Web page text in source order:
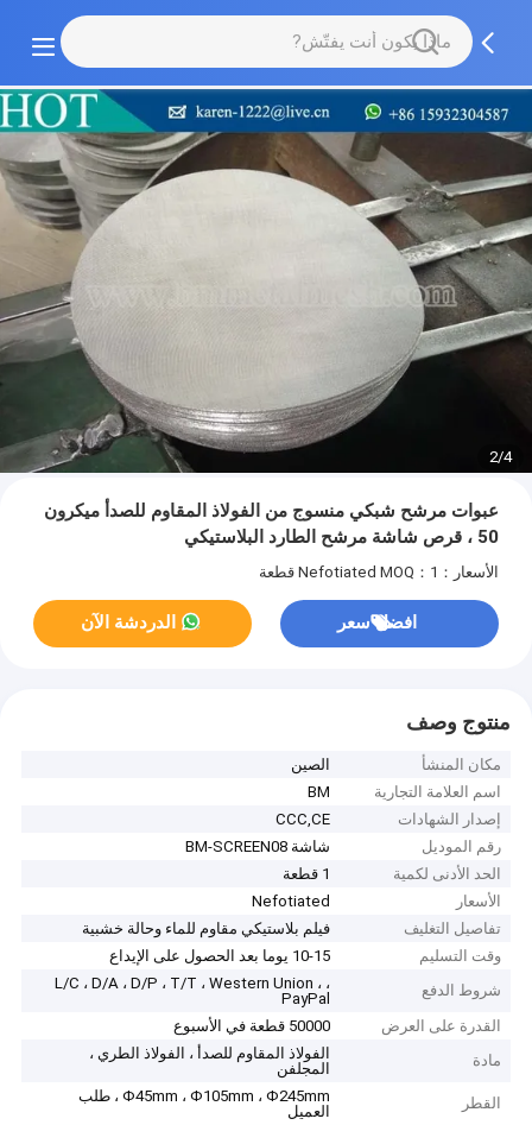
2/4
عبوات مرشح شبكي منسوج من الفولاذ المقاوم للصدأ ميكرون
50 ، قرص شاشة مرشح الطارد البلاستيكي
الأسعار：Nefotiated MOQ：1 قطعة
افضل سعر الدردشة الآن
منتوج وصف
مكان المنشأ
الصين
اسم العلامة التجارية
BM
إصدار الشهادات
CCC,CE
رقم الموديل
شاشة BM-SCREEN08
الحد الأدنى لكمية
1 قطعة
الأسعار
Nefotiated
تفاصيل التغليف
فيلم بلاستيكي مقاوم للماء وحالة خشبية
وقت التسليم
10-15 يوما بعد الحصول على الإيداع
شروط الدفع
L/C ، D/A ، D/P ، T/T ، Western Union ، ،
PayPal
القدرة على العرض
50000 قطعة في الأسبوع
مادة
الفولاذ المقاوم للصدأ ، الفولاذ الطري ،
المجلفن
القطر
Φ45mm ، Φ105mm ، Φ245mm ، طلب
العميل